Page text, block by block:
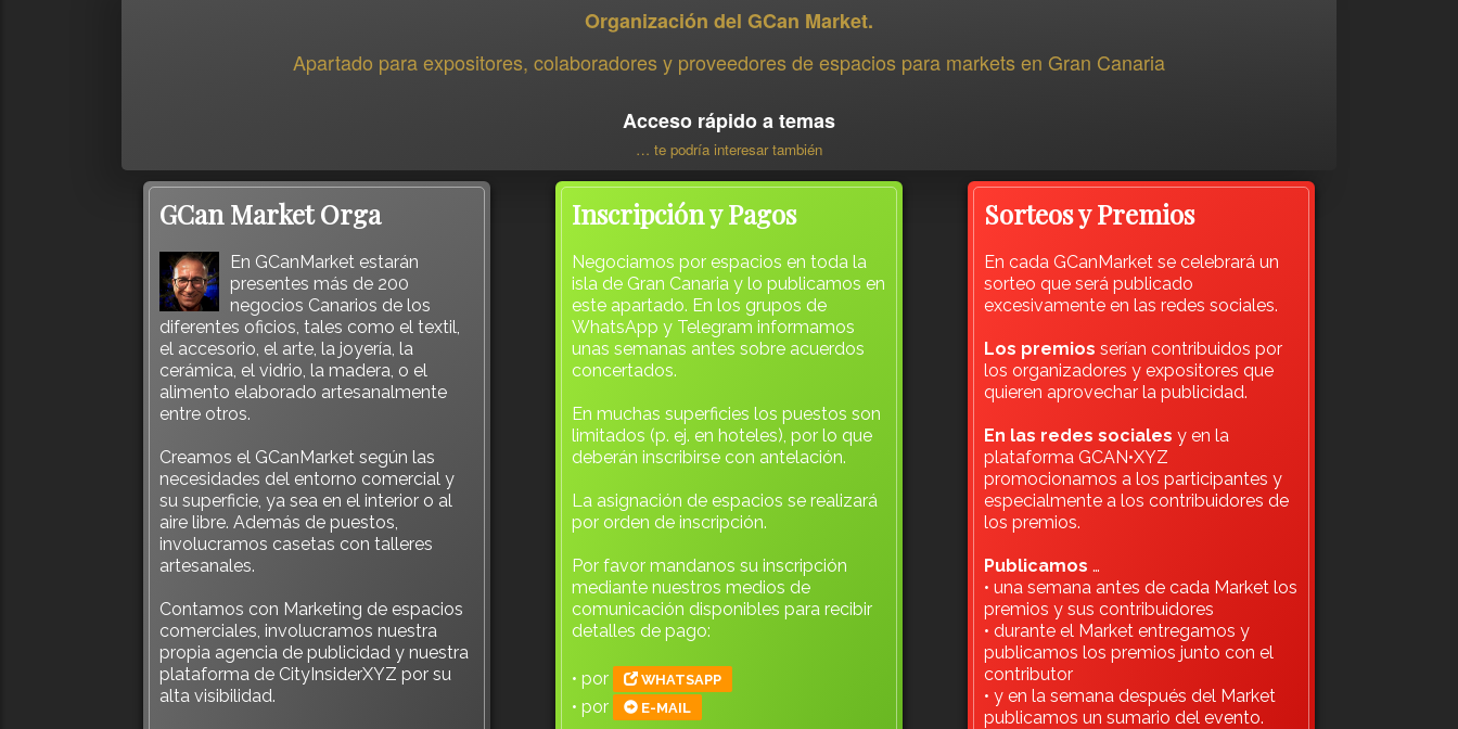
Organización del GCan Market.
Apartado para expositores, colaboradores y proveedores de espacios para markets en Gran Canaria
Acceso rápido a temas
… te podría interesar también
GCan Market Orga
En GCanMarket estarán
presentes más de 200
negocios Canarios de los
diferentes oficios, tales como el textil,
el accesorio, el arte, la joyería, la
cerámica, el vidrio, la madera, o el
alimento elaborado artesanalmente
entre otros.
Creamos el GCanMarket según las
necesidades del entorno comercial y
su superficie, ya sea en el interior o al
aire libre. Además de puestos,
involucramos casetas con talleres
artesanales.
Contamos con Marketing de espacios
comerciales, involucramos nuestra
propia agencia de publicidad y nuestra
plataforma de CityInsiderXYZ por su
alta visibilidad.
Inscripción y Pagos
Negociamos por espacios en toda la
isla de Gran Canaria y lo publicamos en
este apartado. En los grupos de
WhatsApp y Telegram informamos
unas semanas antes sobre acuerdos
concertados.
En muchas superficies los puestos son
limitados (p. ej. en hoteles), por lo que
deberán inscribirse con antelación.
La asignación de espacios se realizará
por orden de inscripción.
Por favor mandanos su inscripción
mediante nuestros medios de
comunicación disponibles para recibir
detalles de pago:
• por WHATSAPP
• por E-MAIL
Sorteos y Premios
En cada GCanMarket se celebrará un
sorteo que será publicado
excesivamente en las redes sociales.
Los premios serían contribuidos por
los organizadores y expositores que
quieren aprovechar la publicidad.
En las redes sociales y en la
plataforma GCAN•XYZ
promocionamos a los participantes y
especialmente a los contribuidores de
los premios.
Publicamos …
• una semana antes de cada Market los
premios y sus contribuidores
• durante el Market entregamos y
publicamos los premios junto con el
contributor
• y en la semana después del Market
publicamos un sumario del evento.